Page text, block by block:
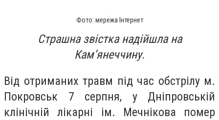
Фото: мережа Інтернет
Страшна звістка надійшла на
Камʼянеччину.
Від отриманих травм під час обстрілу м.
Покровськ 7 серпня, у Дніпровській
клінічній лікарні ім. Мечнікова помер